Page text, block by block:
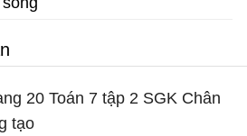
20 Toán 7 tập 2 SGK Chân
tạo